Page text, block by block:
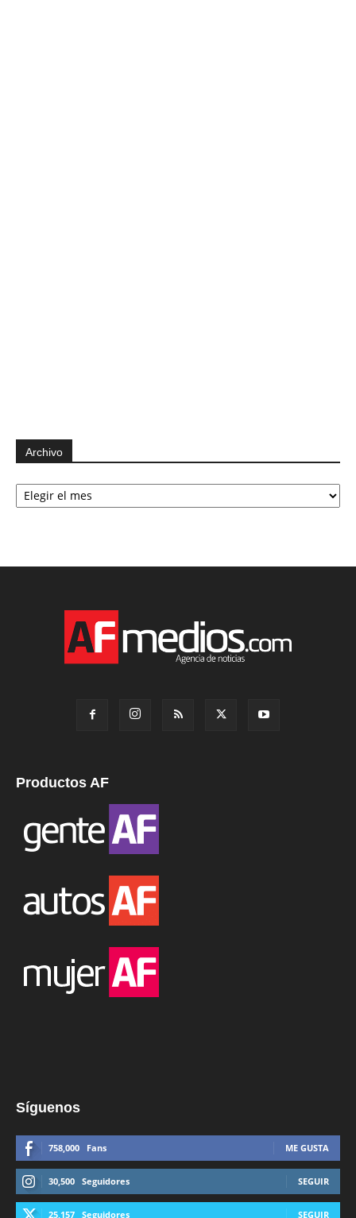
Archivo
Archivo
Productos AF
Síguenos
758,000 Fans ME GUSTA
30,500 Seguidores SEGUIR
25,157 Seguidores SEGUIR